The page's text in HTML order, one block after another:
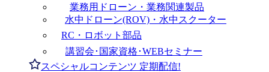
業務用ドローン・業務関連製品
水中ドローン(ROV)・水中スクーター
RC・ロボット部品
講習会･国家資格･WEBセミナー
スペシャルコンテンツ 定期配信!